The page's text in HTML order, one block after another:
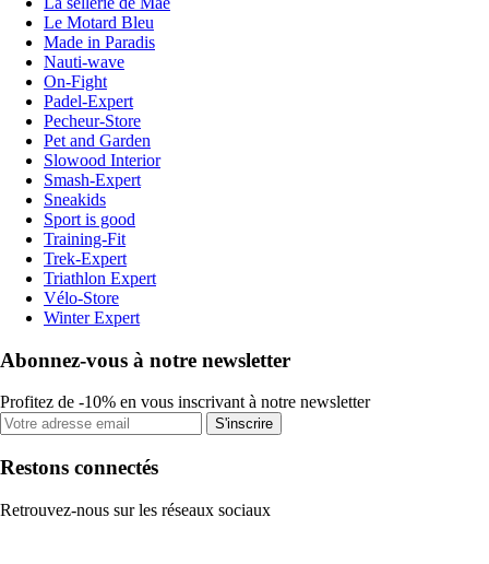
Le Motard Bleu
Made in Paradis
Nauti-wave
On-Fight
Padel-Expert
Pecheur-Store
Pet and Garden
Slowood Interior
Smash-Expert
Sneakids
Sport is good
Training-Fit
Trek-Expert
Triathlon Expert
Vélo-Store
Winter Expert
Abonnez-vous à notre newsletter
Profitez de -10% en vous inscrivant à notre newsletter
S'inscrire
Restons connectés
Retrouvez-nous sur les réseaux sociaux